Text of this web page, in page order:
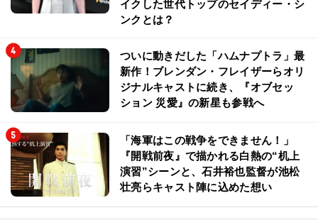
イクした世代トップのセイディー・シ
ンクとは？
ついに動きだした「ハムナプトラ」最
新作！ブレンダン・フレイザーらオリ
ジナルキャストに続き、『オブセッ
ション 災愛』の新星も参戦へ
「海軍はこの戦争をできません！」
『開戦前夜』で描かれる白熱の“机上
演習”シーンと、石井裕也監督が池松
壮亮らキャスト陣に込めた想い